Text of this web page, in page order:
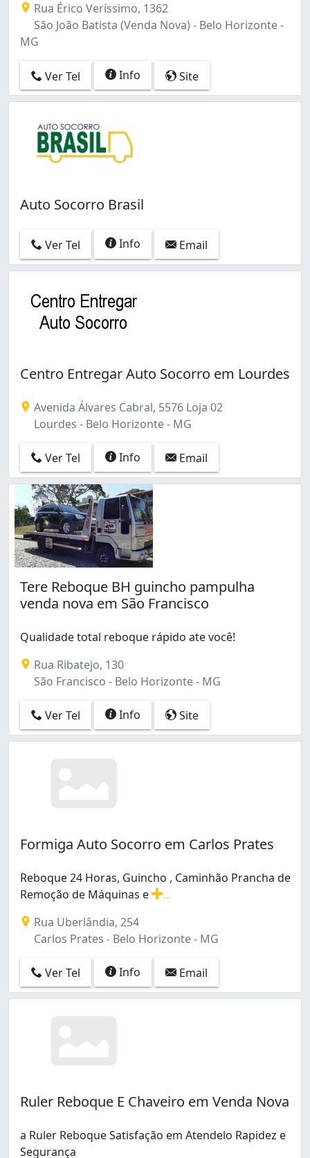
Rua Érico Veríssimo, 1362
São João Batista (Venda Nova) - Belo Horizonte -
MG
Ver Tel Info Site
Auto Socorro Brasil
Ver Tel Info Email
Centro Entregar Auto Socorro em Lourdes
Avenida Álvares Cabral, 5576 Loja 02
Lourdes - Belo Horizonte - MG
Ver Tel Info Email
Tere Reboque BH guincho pampulha
venda nova em São Francisco
Qualidade total reboque rápido ate você!
Rua Ribatejo, 130
São Francisco - Belo Horizonte - MG
Ver Tel Info Site
Formiga Auto Socorro em Carlos Prates
Reboque 24 Horas, Guincho , Caminhão Prancha de
Remoção de Máquinas e
Rua Uberlândia, 254
Carlos Prates - Belo Horizonte - MG
Ver Tel Info Email
Ruler Reboque E Chaveiro em Venda Nova
a Ruler Reboque Satisfação em Atendelo Rapidez e
Segurança